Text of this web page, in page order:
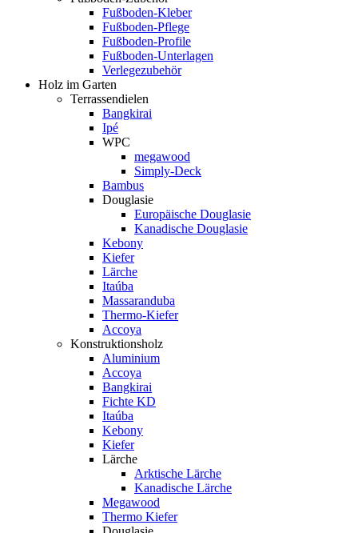
Fußboden-Kleber
Fußboden-Pflege
Fußboden-Profile
Fußboden-Unterlagen
Verlegezubehör
Holz im Garten
Terrassendielen
Bangkirai
Ipé
WPC
megawood
Simply-Deck
Bambus
Douglasie
Europäische Douglasie
Kanadische Douglasie
Kebony
Kiefer
Lärche
Itaúba
Massaranduba
Thermo-Kiefer
Accoya
Konstruktionsholz
Aluminium
Accoya
Bangkirai
Fichte KD
Itaúba
Kebony
Kiefer
Lärche
Arktische Lärche
Kanadische Lärche
Megawood
Thermo Kiefer